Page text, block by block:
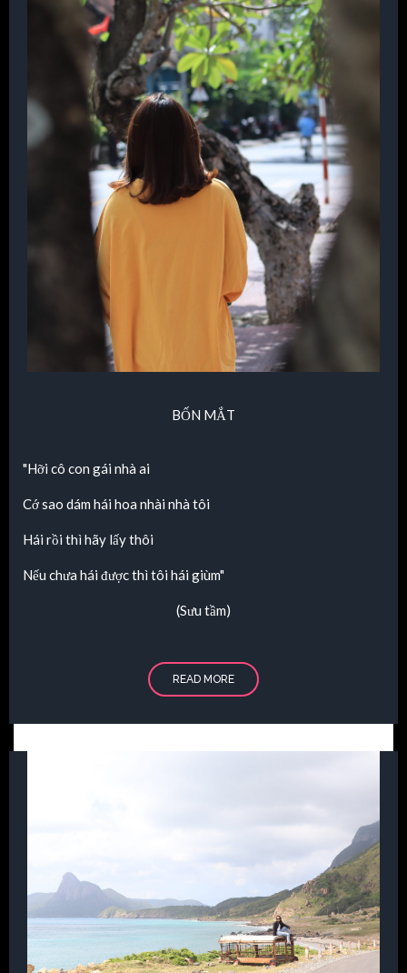
BỐN MẮT
"Hỡi cô con gái nhà ai
Cớ sao dám hái hoa nhài nhà tôi
Hái rồi thì hãy lấy thôi
Nếu chưa hái được thì tôi hái giùm"
(Sưu tầm)
READ MORE